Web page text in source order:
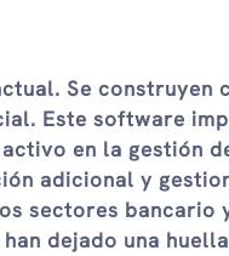
Se construyen
Este software
en la gestión
adicional y
sectores
dejado una